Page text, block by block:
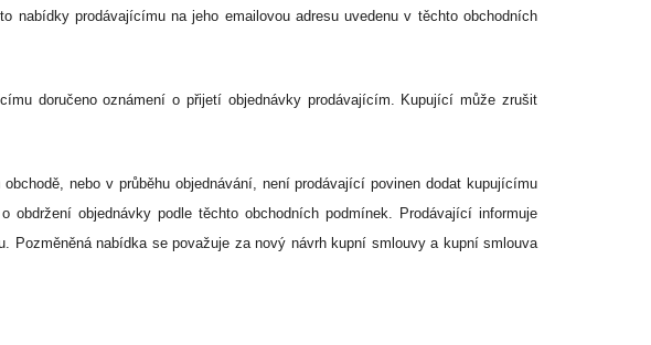
prodávajícímu na jeho emailovou adresu uvedenu v těchto obchodních
doručeno oznámení o přijetí objednávky prodávajícím. Kupující může zrušit
nebo v průběhu objednávání, není prodávající povinen dodat kupujícímu
objednávky podle těchto obchodních podmínek. Prodávající informuje
Pozměněná nabídka se považuje za nový návrh kupní smlouvy a kupní smlouva